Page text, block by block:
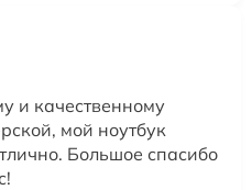
и качественному
мой ноутбук
Большое спасибо